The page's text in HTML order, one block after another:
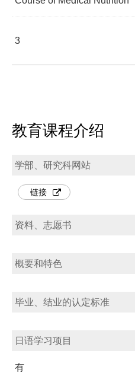
3
教育课程介绍
学部、研究科网站
链接
资料、志愿书
概要和特色
毕业、结业的认定标准
日语学习项目
有